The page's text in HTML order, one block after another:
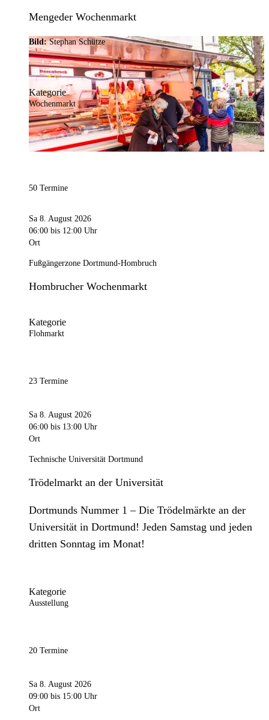
Mengeder Wochenmarkt
Bild:Stephan Schütze
Kategorie
Wochenmarkt
50 Termine
Sa 8. August 2026
06:00 bis 12:00 Uhr
Ort
Fußgängerzone Dortmund-Hombruch
Hombrucher Wochenmarkt
Kategorie
Flohmarkt
23 Termine
Sa 8. August 2026
06:00 bis 13:00 Uhr
Ort
Technische Universität Dortmund
Trödelmarkt an der Universität
Dortmunds Nummer 1 – Die Trödelmärkte an der
Universität in Dortmund! Jeden Samstag und jeden
dritten Sonntag im Monat!
Kategorie
Ausstellung
20 Termine
Sa 8. August 2026
09:00 bis 15:00 Uhr
Ort